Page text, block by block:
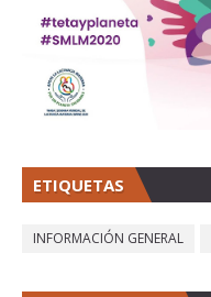
ETIQUETAS
INFORMACIÓN GENERAL